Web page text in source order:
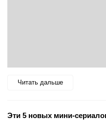
Читать дальше
Эти 5 новых мини-